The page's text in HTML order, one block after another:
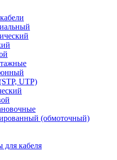
UTP)
(обмоточный)
для кабеля